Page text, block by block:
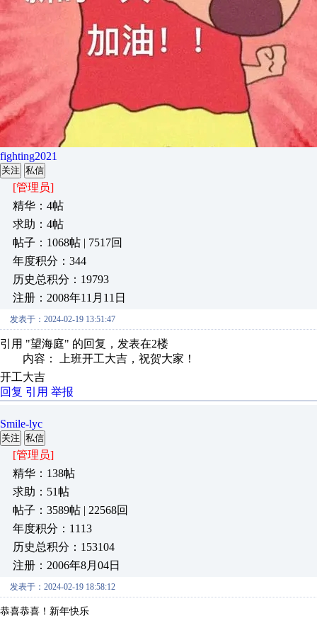
fighting2021
关注 私信
[管理员]
精华：4帖
求助：4帖
帖子：1068帖 | 7517回
年度积分：344
历史总积分：19793
注册：2008年11月11日
发表于：2024-02-19 13:51:47
引用 "望海庭" 的回复，发表在2楼
内容： 上班开工大吉，祝贺大家！
开工大吉
回复 引用 举报
Smile-lyc
关注 私信
[管理员]
精华：138帖
求助：51帖
帖子：3589帖 | 22568回
年度积分：1113
历史总积分：153104
注册：2006年8月04日
发表于：2024-02-19 18:58:12
恭喜恭喜！新年快乐